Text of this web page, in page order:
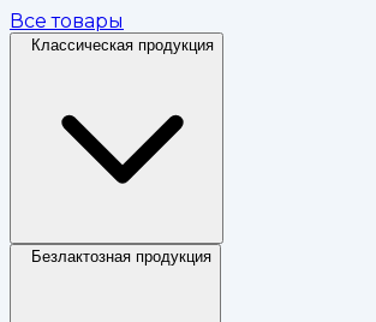
Все товары
Классическая продукция
Безлактозная продукция